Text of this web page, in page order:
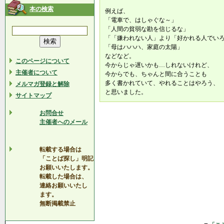
本の検索
このページについて
主催者について
メルマガ登録と解除
サイトマップ
お問合せ
主催者へのメール
転載する場合は
「ことば探し」明記
お願いいたします。
転載した場合は、
連絡お願いいたし
ます。
無断掲載禁止
例えば、
「電車で、はしゃぐな～」
「人間の貧弱な勘を信じるな」
「「嫌われない人」より「好かれる人でい
「母はハハハ、家庭の太陽」
などなど。
今からじゃ遅いかも…しれないけれど、
今からでも、ちゃんと間に合うことも
多く書かれていて、やれることはやろう、
と思いました。